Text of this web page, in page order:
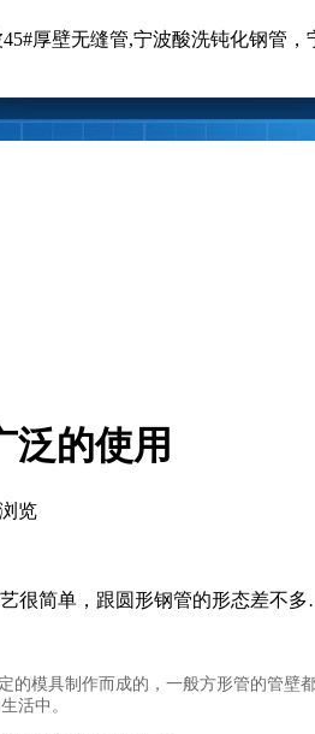
厚壁无缝管,宁波酸洗钝化钢管
泛的使用
览
很简单，跟圆形钢管的形态差不
具制作而成的，一般方形管的管壁
活中。